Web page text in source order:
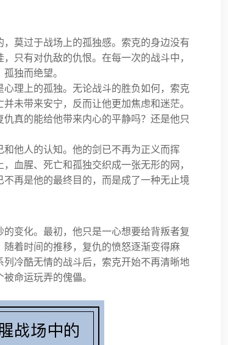
莫过于战场上的孤独感。索克的身边没有
只有对仇敌的仇恨。在每一次的战斗中，
独而绝望。
理上的孤独。无论战斗的胜负如何，索克
未带来安宁，反而让他更加焦虑和迷茫。
真的能给他带来内心的平静吗？还是他只
他人的认知。他的剑已不再为正义而挥
血腥、死亡和孤独交织成一张无形的网，
再是他的最终目的，而是成了一种无止境
变化。最初，他只是一心想要给背叛者复
着时间的推移，复仇的愤怒逐渐变得麻
冷酷无情的战斗后，索克开始不再清晰地
命运玩弄的傀儡。